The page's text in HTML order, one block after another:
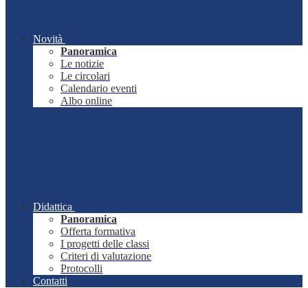
Novità
Panoramica
Le notizie
Le circolari
Calendario eventi
Albo online
Didattica
Panoramica
Offerta formativa
I progetti delle classi
Criteri di valutazione
Protocolli
Contatti